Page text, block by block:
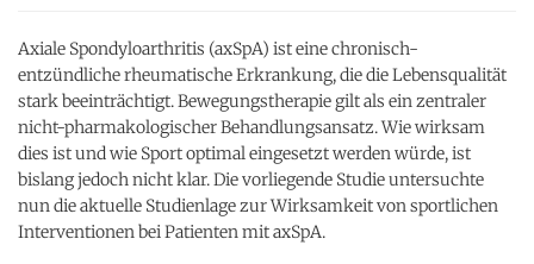
Axiale Spondyloarthritis (axSpA) ist eine chronisch-
entzündliche rheumatische Erkrankung, die die Lebensqualität
stark beeinträchtigt. Bewegungstherapie gilt als ein zentraler
nicht-pharmakologischer Behandlungsansatz. Wie wirksam
dies ist und wie Sport optimal eingesetzt werden würde, ist
bislang jedoch nicht klar. Die vorliegende Studie untersuchte
nun die aktuelle Studienlage zur Wirksamkeit von sportlichen
Interventionen bei Patienten mit axSpA.